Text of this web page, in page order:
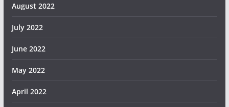
August 2022
July 2022
June 2022
May 2022
April 2022